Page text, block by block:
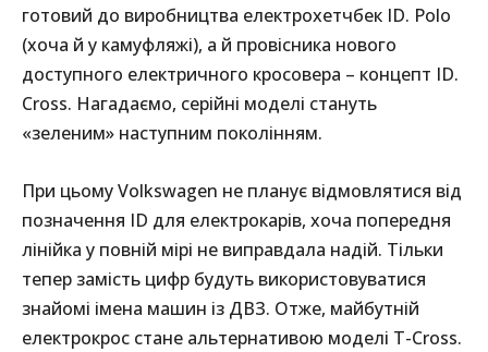
готовий до виробництва електрохетчбек ID. Polo
(хоча й у камуфляжі), а й провісника нового
доступного електричного кросовера – концепт ID.
Cross. Нагадаємо, серійні моделі стануть
«зеленим» наступним поколінням.
При цьому Volkswagen не планує відмовлятися від
позначення ID для електрокарів, хоча попередня
лінійка у повній мірі не виправдала надій. Тільки
тепер замість цифр будуть використовуватися
знайомі імена машин із ДВЗ. Отже, майбутній
електрокрос стане альтернативою моделі T-Cross.